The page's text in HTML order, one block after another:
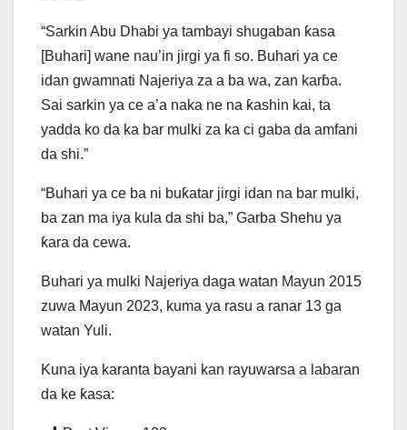
“Sarkin Abu Dhabi ya tambayi shugaban ƙasa
[Buhari] wane nau’in jirgi ya fi so. Buhari ya ce
idan gwamnati Najeriya za a ba wa, zan karɓa.
Sai sarkin ya ce a’a naka ne na ƙashin kai, ta
yadda ko da ka bar mulki za ka ci gaba da amfani
da shi.”
“Buhari ya ce ba ni buƙatar jirgi idan na bar mulki,
ba zan ma iya kula da shi ba,” Garba Shehu ya
ƙara da cewa.
Buhari ya mulki Najeriya daga watan Mayun 2015
zuwa Mayun 2023, kuma ya rasu a ranar 13 ga
watan Yuli.
Kuna iya karanta bayani kan rayuwarsa a labaran
da ke ƙasa: